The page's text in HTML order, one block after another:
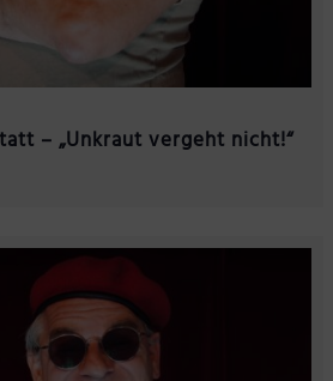
– „Unkraut vergeht nicht!“